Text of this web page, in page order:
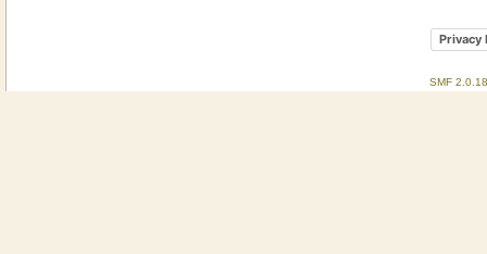
Privacy
SMF 2.0.18